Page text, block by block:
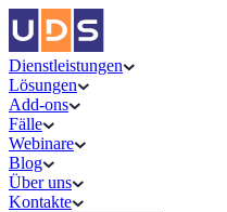
Dienstleistungen
Lösungen
Add-ons
Fälle
Webinare
Blog
Über uns
Kontakte